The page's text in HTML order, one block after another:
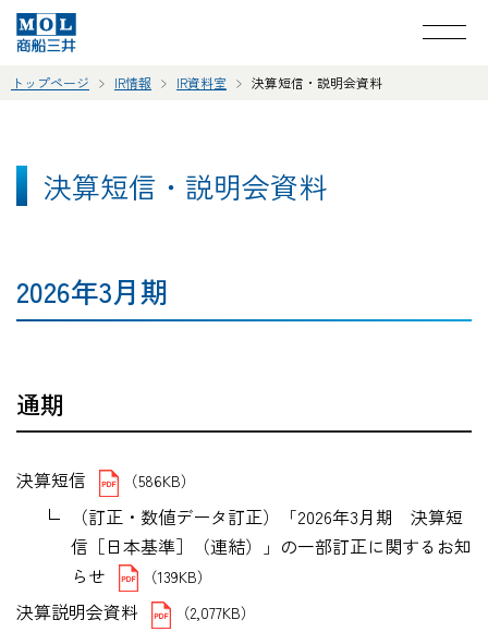
トップページ IR情報 IR資料室 決算短信・説明会資料
決算短信・説明会資料
2026年3月期
通期
決算短信 （586KB）
（訂正・数値データ訂正）「2026年3月期 決算短
信［日本基準］（連結）」の一部訂正に関するお知
らせ
（139KB）
決算説明会資料 （2,077KB）